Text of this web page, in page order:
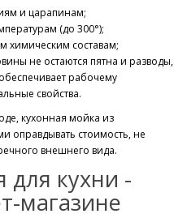
и царапинам;
(до 300°);
химическим составам;
не остаются пятна и разводы,
рабочему
свойства.
кухонная мойка из
оправдывать стоимость, не
внешнего вида.
для кухни -
магазине